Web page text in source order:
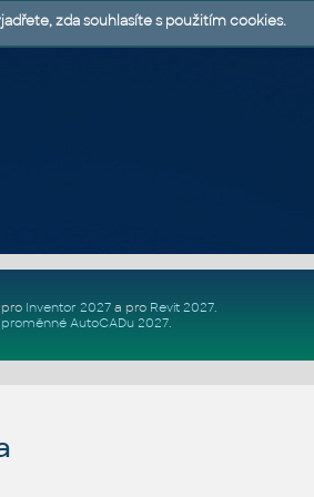
pro Inventor 2027a pro Revit 2027.
proměnné AutoCADu 2027.
zda souhlasíte s použitím cookies.